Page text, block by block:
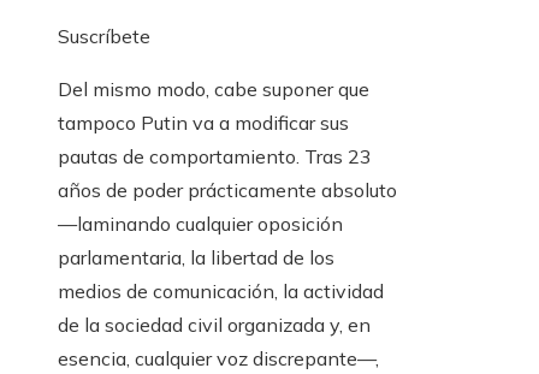
Suscríbete
Del mismo modo, cabe suponer que
tampoco Putin va a modificar sus
pautas de comportamiento. Tras 23
años de poder prácticamente absoluto
—laminando cualquier oposición
parlamentaria, la libertad de los
medios de comunicación, la actividad
de la sociedad civil organizada y, en
esencia, cualquier voz discrepante—,